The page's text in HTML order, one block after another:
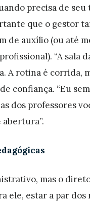
precisa de seu
que o gestor
de auxílio (ou até
“A sala
A rotina é corrida,
confiança. “Eu
dos professores
mas o
ele, estar a par